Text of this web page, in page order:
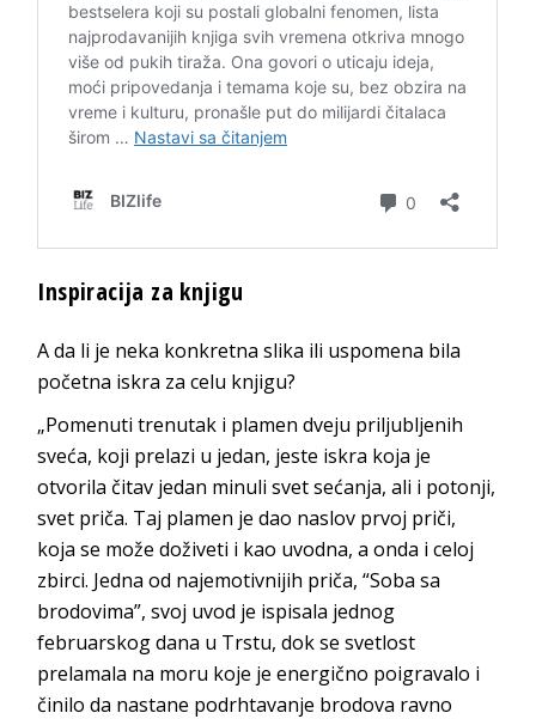
Inspiracija za knjigu
A da li je neka konkretna slika ili uspomena bila
početna iskra za celu knjigu?
„Pomenuti trenutak i plamen dveju priljubljenih
sveća, koji prelazi u jedan, jeste iskra koja je
otvorila čitav jedan minuli svet sećanja, ali i potonji,
svet priča. Taj plamen je dao naslov prvoj priči,
koja se može doživeti i kao uvodna, a onda i celoj
zbirci. Jedna od najemotivnijih priča, “Soba sa
brodovima”, svoj uvod je ispisala jednog
februarskog dana u Trstu, dok se svetlost
prelamala na moru koje je energično poigravalo i
činilo da nastane podrhtavanje brodova ravno